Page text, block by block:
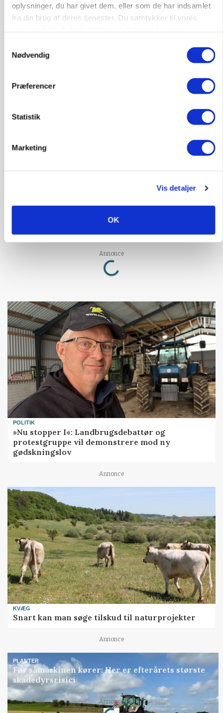
oplysninger, du har givet dem, eller som de har indsamlet
fra din brug af deres tjenester. Du samtykker til vores
Nødvendig
Præferencer
Statistik
Marketing
Vis detaljer
OK
MARKEDSFOKUS
Prisgab på 20 kroner pr. kg vokser: Polsk kylling
Rådgiver om DB-Tjek: Små justeringer kan give
store besparelser
Annonce
Loading...
POLITIK
»Nu stopper I«: Landbrugsdebattør og
protestgruppe vil demonstrere mod ny
gødskningslov
Annonce
KVÆG
Snart kan man søge tilskud til naturprojekter
Annonce
PLANTER
Før såmaskinen kører: Her er efterårets største
skadedyrsrisici
Annonce